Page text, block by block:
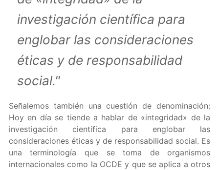
investigación científica para
englobar las consideraciones
éticas y de responsabilidad
social."
Señalemos también una cuestión de denominación:
Hoy en día se tiende a hablar de «integridad» de la
investigación científica para englobar las
consideraciones éticas y de responsabilidad social. Es
una terminología que se toma de organismos
internacionales como la OCDE y que se aplica a otros